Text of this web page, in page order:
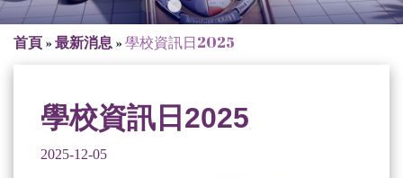
首頁»最新消息»學校資訊日2025
學校資訊日2025
2025-12-05